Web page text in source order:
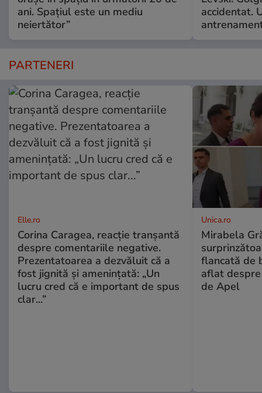
ani. Spațiul este un mediu
neiertător”
accidentat.
PARTENERI
Elle.ro
Corina Caragea, reacție tranșantă
despre comentariile negative.
Prezentatoarea a dezvăluit că a
fost jignită și amenințată: „Un
lucru cred că e important de spus
clar...”
Unica.ro
Mirabela
flancată de
aflat
de Apel